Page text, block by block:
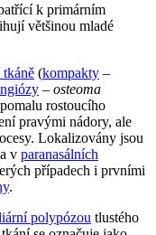
k primárním
většinou mladé
(kompakty –
– osteoma
rostoucího
pravými nádory, ale
Lokalizovány jsou
v paranasálních
případech i prvními
.
polypózou tlustého